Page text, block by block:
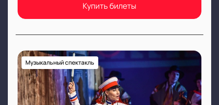
Купить билеты
Музыкальный спектакль